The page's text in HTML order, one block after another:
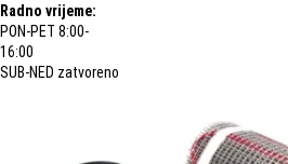
Radno vrijeme:
PON-PET 8:00-
16:00
SUB-NED zatvoreno